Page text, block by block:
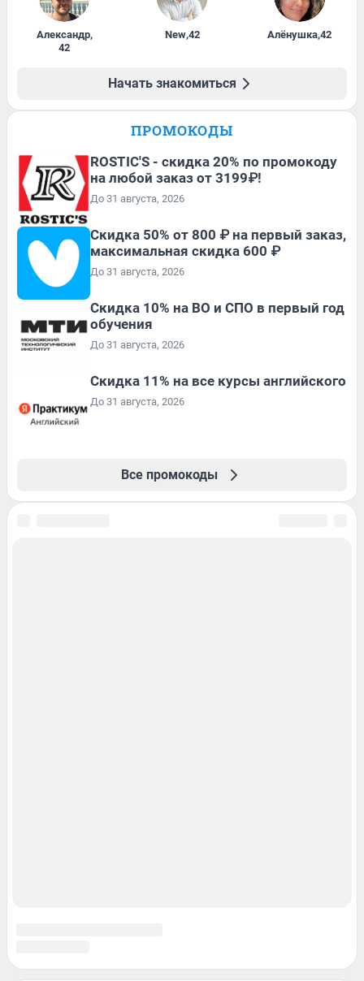
Александр,
42
New,42 Алёнушка,42
Начать знакомиться
ПРОМОКОДЫ
ROSTIC'S - скидка 20% по промокоду
на любой заказ от 3199₽!
До 31 августа, 2026
Скидка 50% от 800 ₽ на первый заказ,
максимальная скидка 600 ₽
До 31 августа, 2026
Скидка 10% на ВО и СПО в первый год
обучения
До 31 августа, 2026
Скидка 11% на все курсы английского
До 31 августа, 2026
Все промокоды